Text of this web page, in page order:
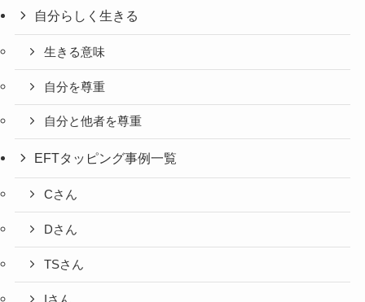
自分らしく生きる
生きる意味
自分を尊重
自分と他者を尊重
EFTタッピング事例一覧
Cさん
Dさん
TSさん
Iさん